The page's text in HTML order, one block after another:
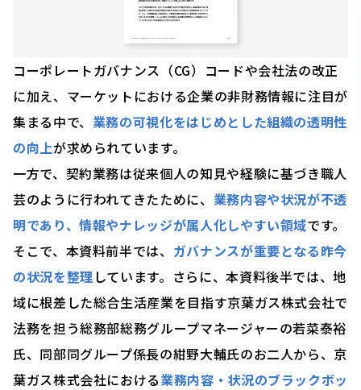
コーポレートガバナンス（CG）コードや会社法の改正
に加え、マーケットにおける企業の非財務情報に注目が
集まる中で、 業務の可視化をはじめとした組織の透明性
の向上が求められています。
一方で、契約業務は従来個人の知見や経験に基づき職人
芸のように行われてきたために、 業務内容や状況が不透
明であり、情報やナレッジが属人化しやすい領域です。
そこで、本資料前半では、 ガバナンスが重要となる昨今
の状況を整理 しています。さらに、本資料後半では、地
域に根差した総合生活産業を目指す京葉ガス株式会社で
法務を担う総務部総務グループマネージャーの若菜泰裕
氏、同部同グループ係長の紺野大輔氏のお二人から、京
葉ガス株式会社における業務内容・状況のブラックボッ